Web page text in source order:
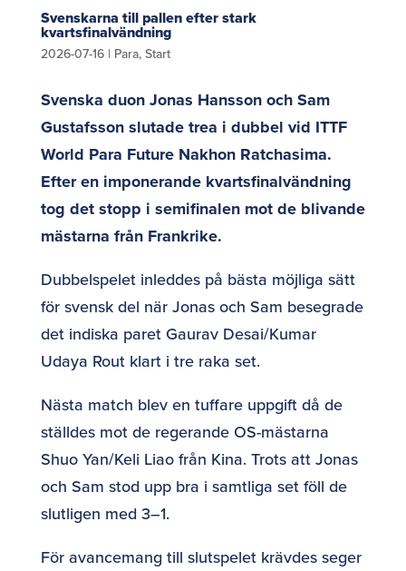
Svenskarna till pallen efter stark
kvartsfinalvändning
2026-07-16| Para, Start
Svenska duon Jonas Hansson och Sam
Gustafsson slutade trea i dubbel vid ITTF
World Para Future Nakhon Ratchasima.
Efter en imponerande kvartsfinalvändning
tog det stopp i semifinalen mot de blivande
mästarna från Frankrike.
Dubbelspelet inleddes på bästa möjliga sätt
för svensk del när Jonas och Sam besegrade
det indiska paret Gaurav Desai/Kumar
Udaya Rout klart i tre raka set.
Nästa match blev en tuffare uppgift då de
ställdes mot de regerande OS-mästarna
Shuo Yan/Keli Liao från Kina. Trots att Jonas
och Sam stod upp bra i samtliga set föll de
slutligen med 3–1.
För avancemang till slutspelet krävdes seger